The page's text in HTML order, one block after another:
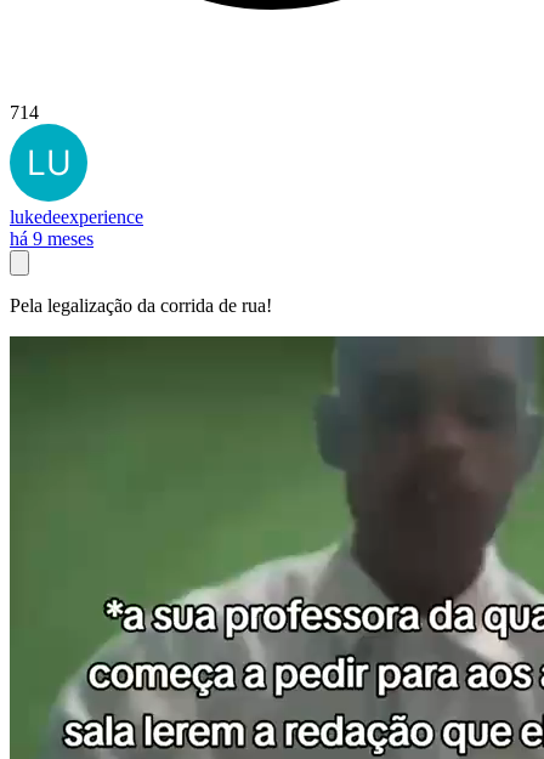
714
lukedeexperience
há 9 meses
Pela legalização da corrida de rua!